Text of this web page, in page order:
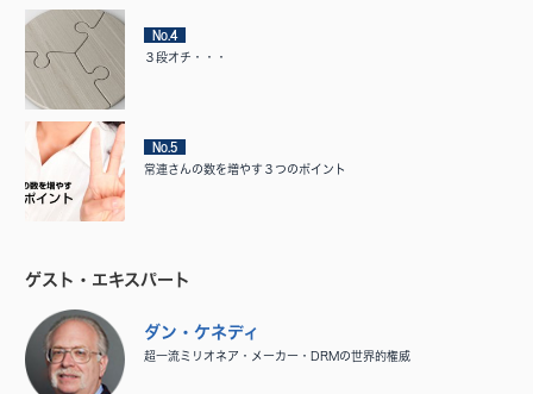
No.4
３段オチ・・・
No.5
常連さんの数を増やす３つのポイント
ゲスト・エキスパート
ダン・ケネディ
超一流ミリオネア・メーカー・DRMの世界的権威